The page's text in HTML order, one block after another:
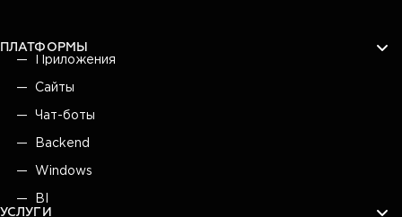
ПЛАТФОРМЫ
Приложения
Сайты
Чат-боты
Backend
Windows
BI
УСЛУГИ